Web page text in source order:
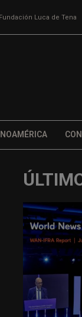
Fundación Luca de Tena